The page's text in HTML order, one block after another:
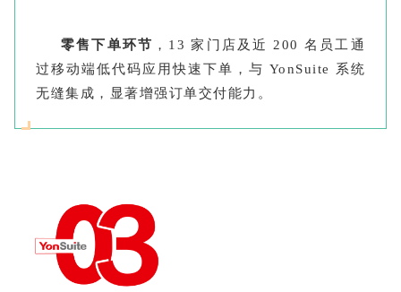
零售下单环节 ，13 家门店及近 200 名员工通
过移动端低代码应用快速下单，与 YonSuite 系统
无缝集成，显著增强订单交付能力。